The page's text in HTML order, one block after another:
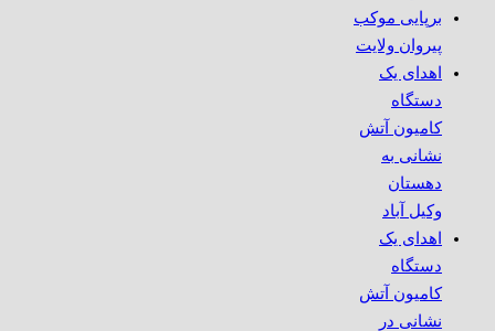
برپایی موکب
پیروان ولایت
اهدای یک
دستگاه
کامیون آتش
نشانی به
دهستان
وکیل آباد
اهدای یک
دستگاه
کامیون آتش
نشانی در